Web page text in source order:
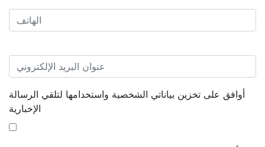
أوافق على تخزين بياناتي الشخصية واستخدامها لتلقي الرسالة
الإخبارية